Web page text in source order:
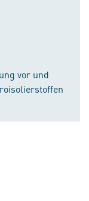
vor und